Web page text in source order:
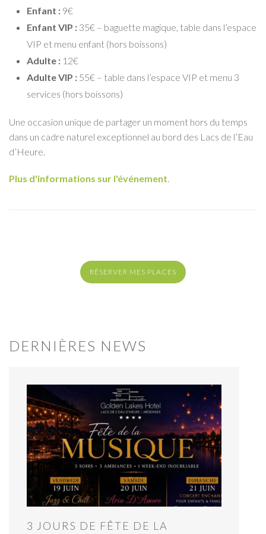
Enfant : 9€
Enfant VIP : 35€ – baguette magique, table dans l’espace
VIP et menu enfant (hors boissons)
Adulte : 12€
Adulte VIP : 55€ – table dans l’espace VIP et menu 3
services (hors boissons)
Une occasion unique de partager un moment hors du temps
dans un cadre naturel exceptionnel au bord des Lacs de l’Eau
d’Heure.
Plus d'informations sur l'événement
RÉSERVER MES PLACES
DERNIÈRES NEWS
3 JOURS DE FÊTE DE LA